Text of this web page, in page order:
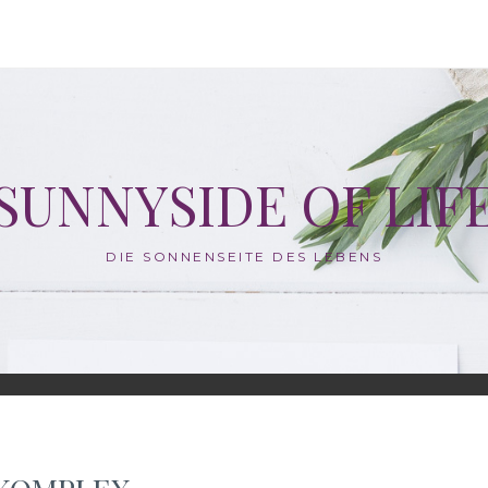
OF
DIE SONNENSEITE DES LEBENS